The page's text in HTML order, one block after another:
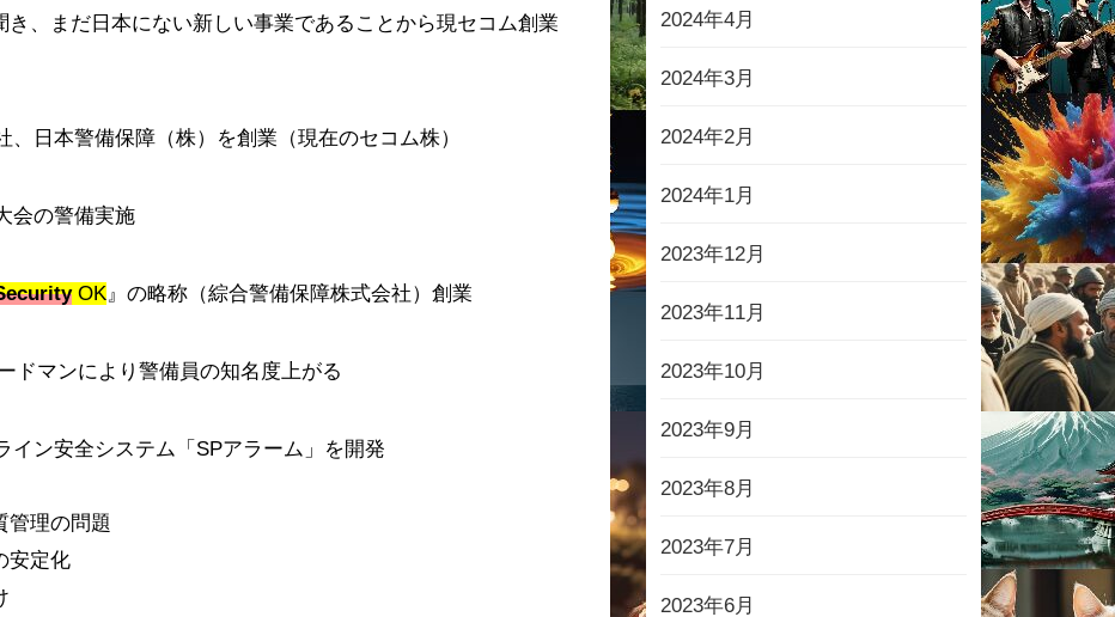
、まだ日本にない新しい事業であることから現セコム創業
、日本警備保障（株）を創業（現在のセコム株）
会の警備実施
OK』の略称（綜合警備保障株式会社）創業
マンにより警備員の知名度上がる
ン安全システム「SPアラーム」を開発
理の問題
安定化
2024年4月
2024年3月
2024年2月
2024年1月
2023年12月
2023年11月
2023年10月
2023年9月
2023年8月
2023年7月
2023年6月